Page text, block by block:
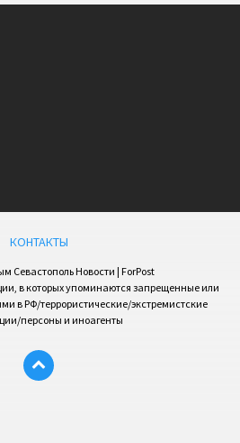
КОНТАКТЫ
Севастополь Новости | ForPost
в которых упоминаются запрещенные или
в РФ/террористические/экстремистские
персоны и иноагенты